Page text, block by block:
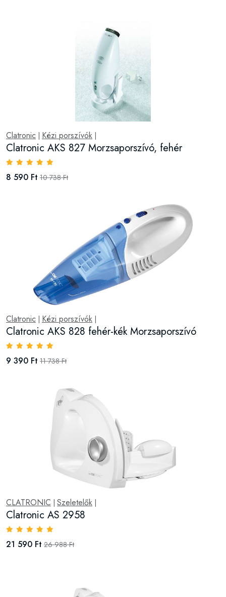
Clatronic Kézi porszívók
Clatronic AKS 827 Morzsaporszívó, fehér
8 590 Ft 10 738 Ft
Clatronic Kézi porszívók
Clatronic AKS 828 fehér-kék Morzsaporszívó
9 390 Ft 11 738 Ft
CLATRONIC Szeletelők
Clatronic AS 2958
21 590 Ft 26 988 Ft